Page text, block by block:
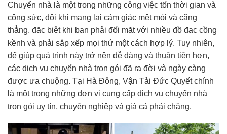
Chuyển nhà là một trong những công việc tốn thời gian và
công sức, đôi khi mang lại cảm giác mệt mỏi và căng
thẳng, đặc biệt khi bạn phải đối mặt với nhiều đồ đạc cồng
kềnh và phải sắp xếp mọi thứ một cách hợp lý. Tuy nhiên,
để giúp quá trình này trở nên dễ dàng và thuận tiện hơn,
các dịch vụ chuyển nhà trọn gói đã ra đời và ngày càng
được ưa chuộng. Tại Hà Đông, Vận Tải Đức Quyết chính
là một trong những đơn vị cung cấp dịch vụ chuyển nhà
trọn gói uy tín, chuyên nghiệp và giá cả phải chăng.